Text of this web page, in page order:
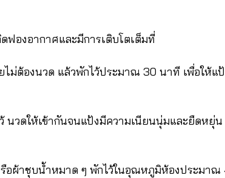
ฟองอากาศและมีการเติบโตเต็มที่
ม่ต้องนวด แล้วพักไว้ประมาณ 30 นาที เพื่อให้แ
นวดให้เข้ากันจนแป้งมีความเนียนนุ่มและยืดหยุ่น
ผ้าชุบน้ำหมาด ๆ พักไว้ในอุณหภูมิห้องประมาณ